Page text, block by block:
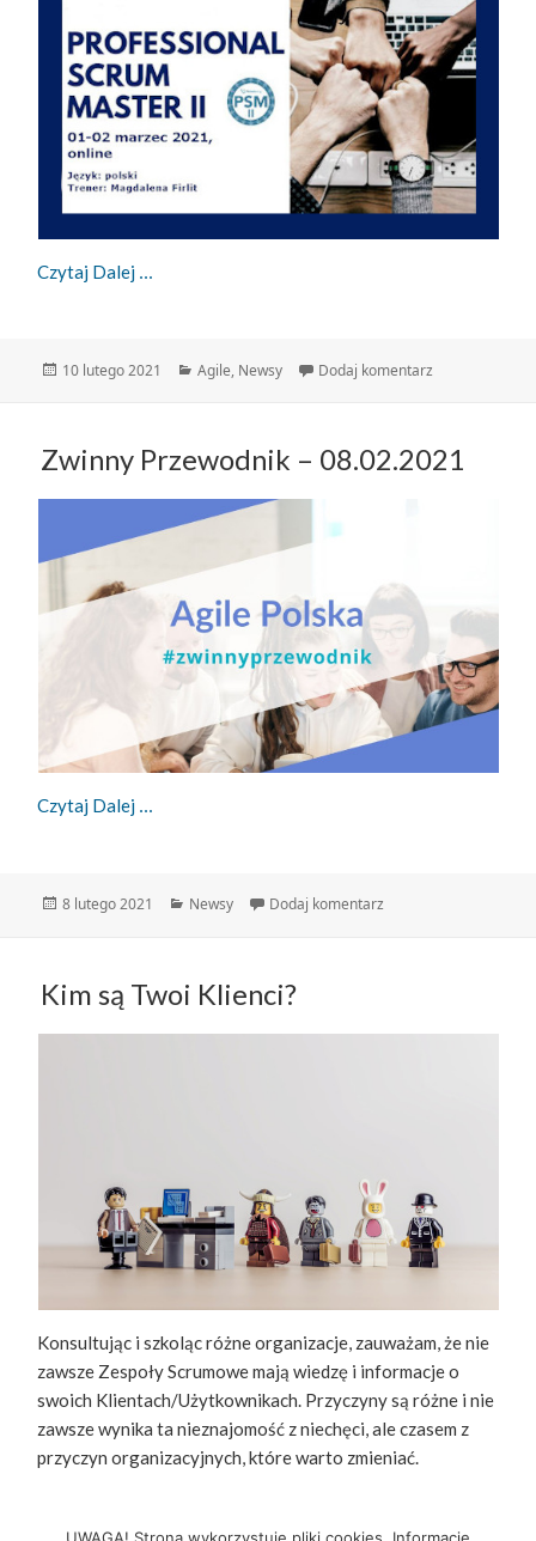
Czytaj Dalej
Data
10 lutego 2021 Kategorie
Agile, Newsy Dodaj komentarz
Zwinny Przewodnik – 08.02.2021
Czytaj Dalej
Data
8 lutego 2021 Kategorie
Newsy Dodaj komentarz
Kim są Twoi Klienci?
Konsultując i szkoląc różne organizacje, zauważam, że nie
zawsze Zespoły Scrumowe mają wiedzę i informacje o
swoich Klientach/Użytkownikach. Przyczyny są różne i nie
zawsze wynika ta nieznajomość z niechęci, ale czasem z
przyczyn organizacyjnych, które warto zmieniać.